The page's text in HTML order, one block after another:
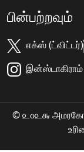
பின்பற்றவும்
எக்ஸ் (ட்விட்டர்)
இன்ஸ்டாகிராம்
© ௨௦௨௬